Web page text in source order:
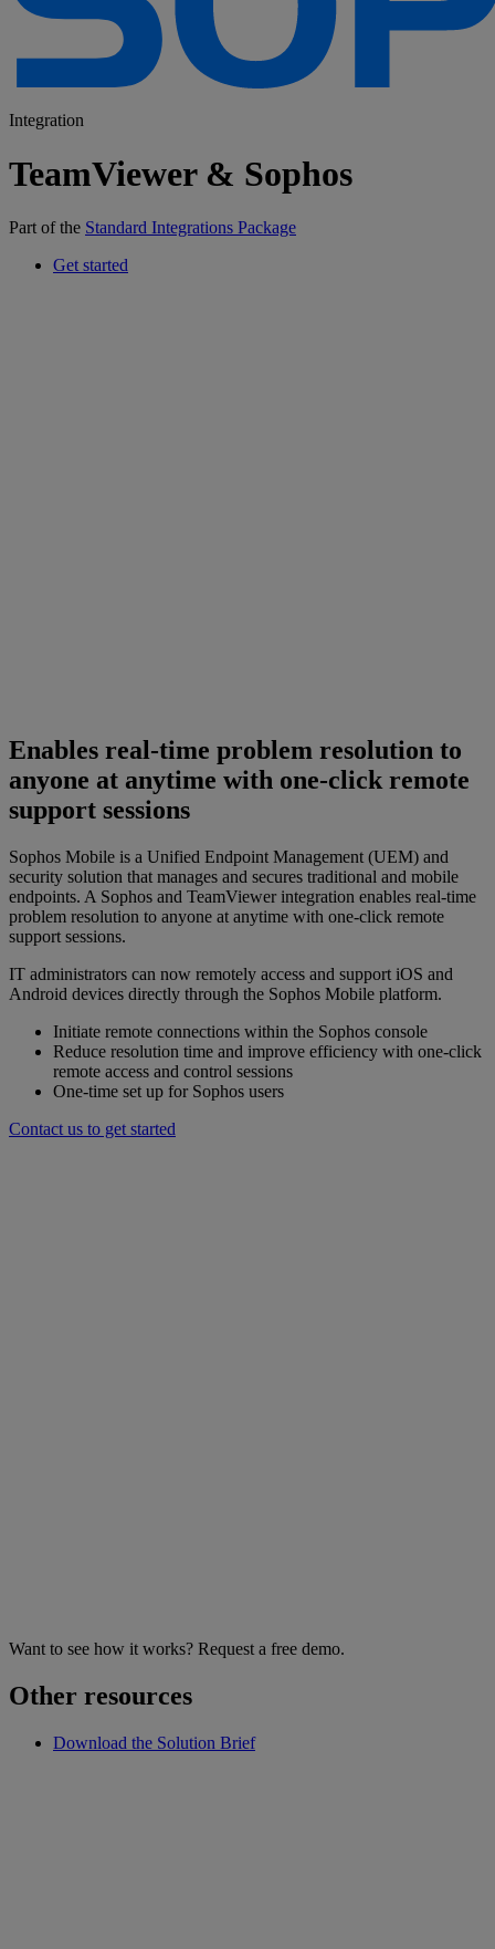
Integration
TeamViewer & Sophos
Part of the Standard Integrations Package
Get started
Enables real-time problem resolution to
anyone at anytime with one-click remote
support sessions
Sophos Mobile is a Unified Endpoint Management (UEM) and
security solution that manages and secures traditional and mobile
endpoints. A Sophos and TeamViewer integration enables real-time
problem resolution to anyone at anytime with one-click remote
support sessions.
IT administrators can now remotely access and support iOS and
Android devices directly through the Sophos Mobile platform.
Initiate remote connections within the Sophos console
Reduce resolution time and improve efficiency with one-click
remote access and control sessions
One-time set up for Sophos users
Contact us to get started
Want to see how it works? Request a free demo.
Other resources
Download the Solution Brief